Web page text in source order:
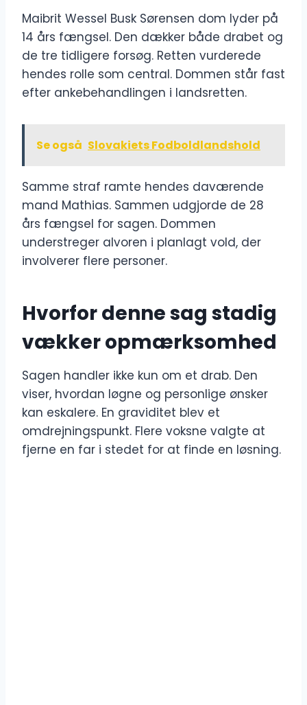
Maibrit Wessel Busk Sørensen dom lyder på
14 års fængsel. Den dækker både drabet og
de tre tidligere forsøg. Retten vurderede
hendes rolle som central. Dommen står fast
efter ankebehandlingen i landsretten.
Se også Slovakiets Fodboldlandshold
Samme straf ramte hendes daværende
mand Mathias. Sammen udgjorde de 28
års fængsel for sagen. Dommen
understreger alvoren i planlagt vold, der
involverer flere personer.
Hvorfor denne sag stadig
vækker opmærksomhed
Sagen handler ikke kun om et drab. Den
viser, hvordan løgne og personlige ønsker
kan eskalere. En graviditet blev et
omdrejningspunkt. Flere voksne valgte at
fjerne en far i stedet for at finde en løsning.